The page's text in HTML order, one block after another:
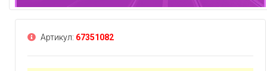
Артикул: 67351082